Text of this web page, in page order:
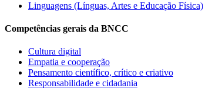
Linguagens (Línguas, Artes e Educação Física)
Competências gerais da BNCC
Cultura digital
Empatia e cooperação
Pensamento científico, crítico e criativo
Responsabilidade e cidadania